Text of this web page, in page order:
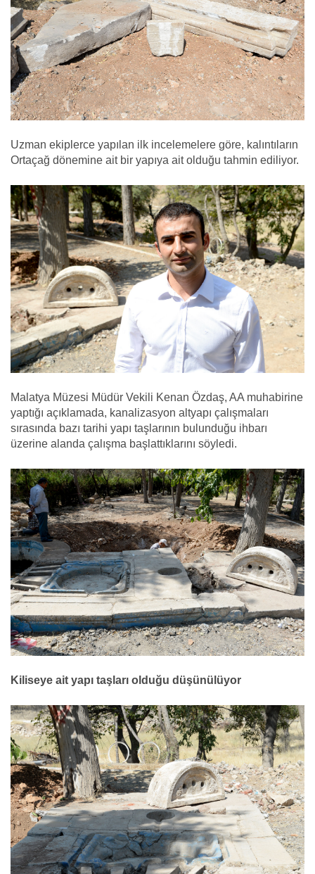
Uzman ekiplerce yapılan ilk incelemelere göre, kalıntıların
Ortaçağ dönemine ait bir yapıya ait olduğu tahmin ediliyor.
Malatya Müzesi Müdür Vekili Kenan Özdaş, AA muhabirine
yaptığı açıklamada, kanalizasyon altyapı çalışmaları
sırasında bazı tarihi yapı taşlarının bulunduğu ihbarı
üzerine alanda çalışma başlattıklarını söyledi.
Kiliseye ait yapı taşları olduğu düşünülüyor